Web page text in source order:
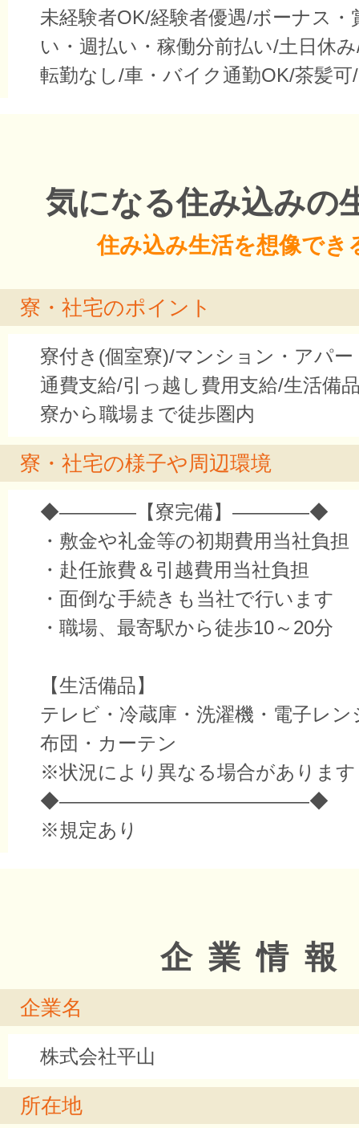
未経験者OK/経験者優遇/ボーナス・
い・週払い・稼働分前払い/土日休
転勤なし/車・バイク通勤OK/茶髪
気になる住み込みの
住み込み生活を想像でき
寮・社宅のポイント
寮付き(個室寮)/マンション・アパー
通費支給/引っ越し費用支給/生活備
寮から職場まで徒歩圏内
寮・社宅の様子や周辺環境
◆――――【寮完備】――――◆
・敷金や礼金等の初期費用当社負担
・赴任旅費＆引越費用当社負担
・面倒な手続きも当社で行います
・職場、最寄駅から徒歩10～20分
【生活備品】
テレビ・冷蔵庫・洗濯機・電子レン
布団・カーテン
※状況により異なる場合があります
◆―――――――――――――◆
※規定あり
企業情報
企業名
株式会社平山
所在地